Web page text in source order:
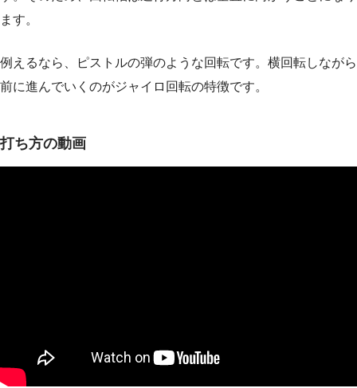
ます。
例えるなら、ピストルの弾のような回転です。横回転しながら
前に進んでいくのがジャイロ回転の特徴です。
打ち方の動画